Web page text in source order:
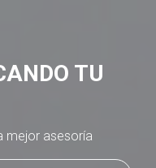
TU
mejor asesoría